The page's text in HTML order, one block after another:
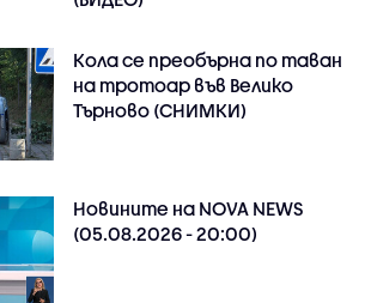
Кола се преобърна по таван
на тротоар във Велико
Търново (СНИМКИ)
Новините на NOVA NEWS
(05.08.2026 - 20:00)